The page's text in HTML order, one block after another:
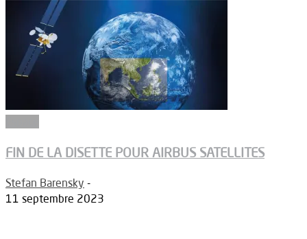
FIN DE LA DISETTE POUR AIRBUS SATELLITES
Stefan Barensky -
11 septembre 2023